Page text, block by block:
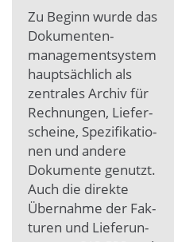
Zu Be­ginn wur­de das
Doku­men­ten­
manage­ment­sys­tem
haupt­säch­lich als
zen­tra­les Ar­chiv für
Rech­nun­gen, Lie­fer­
schei­ne, Spezi­fika­tio­
nen und an­dere
Doku­men­te ge­nutzt.
Auch die direk­te
Über­nahme der Fak­
turen und Lie­ferun­